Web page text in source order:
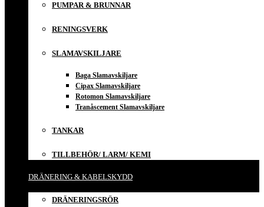
PUMPAR & BRUNNAR
RENINGSVERK
SLAMAVSKILJARE
Baga Slamavskiljare
Cipax Slamavskiljare
Rotomon Slamavskiljare
Tranåscement Slamavskiljare
TANKAR
TILLBEHÖR/ LARM/ KEMI
DRÄNERING & KABELSKYDD
DRÄNERINGSRÖR